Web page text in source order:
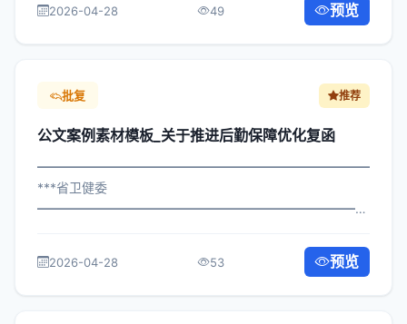
属机构： 为深入贯彻落实习近平总书记...
2026-04-28 49 预览
批复 推荐
公文案例素材模板_关于推进后勤保障优化复函
***省卫健委
构： 为深入贯彻落实习近平总书记关于...
2026-04-28 53 预览